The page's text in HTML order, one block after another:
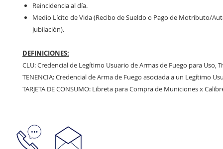
Reincidencia al día.
Medio Lícito de Vida (Recibo de Sueldo o Pago de Motributo/
Jubilación).
DEFINICIONES:
CLU: Credencial de Legítimo Usuario de Armas de Fuego para Uso,
TENENCIA: Credencial de Arma de Fuego asociada a un Legítimo
TARJETA DE CONSUMO: Libreta para Compra de Municiones x